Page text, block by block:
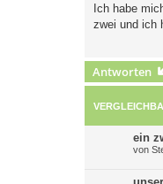
t
r
Ich habe
zwei und ich
Antworten
ein
von